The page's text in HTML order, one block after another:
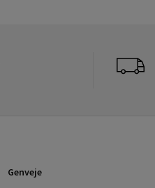
Genveje